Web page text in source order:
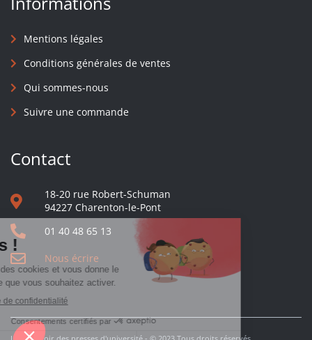
Mentions légales
Conditions générales de ventes
Qui sommes-nous
Suivre une commande
Contact
18-20 rue Robert-Schuman
94227 Charenton-le-Pont
01 40 48 65 13
Nous écrire